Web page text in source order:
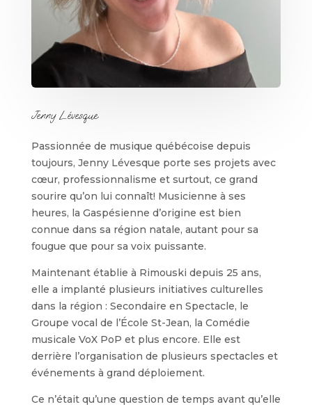
Jenny Lévesque
Passionnée de musique québécoise depuis
toujours, Jenny Lévesque porte ses projets avec
cœur, professionnalisme et surtout, ce grand
sourire qu’on lui connaît! Musicienne à ses
heures, la Gaspésienne d’origine est bien
connue dans sa région natale, autant pour sa
fougue que pour sa voix puissante.
Maintenant établie à Rimouski depuis 25 ans,
elle a implanté plusieurs initiatives culturelles
dans la région : Secondaire en Spectacle, le
Groupe vocal de l’École St-Jean, la Comédie
musicale VoX PoP et plus encore. Elle est
derrière l’organisation de plusieurs spectacles et
événements à grand déploiement.
Ce n’était qu’une question de temps avant qu’elle